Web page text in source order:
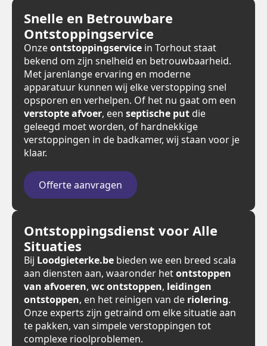
Snelle en Betrouwbare
Ontstoppingservice
Onzeontstoppingservice in Torhout staat
bekend om zijn snelheid en betrouwbaarheid.
Met jarenlange ervaring en moderne
apparatuur kunnen wij elke verstopping snel
opsporen en verhelpen. Of het nu gaat om een
verstopte afvoer, een septische put die
geleegd moet worden, of hardnekkige
verstoppingen in de badkamer, wij staan voor je
klaar.
Offerte aanvragen
Ontstoppingsdienst voor Alle
Situaties
Bij Loodgieterke.be bieden we een breed scala
aan diensten aan, waaronder hetontstoppen
van afvoeren, wc ontstoppen, leidingen
ontstoppen, en het reinigen van de riolering.
Onze experts zijn getraind om elke situatie aan
te pakken, van simpele verstoppingen tot
complexe rioolproblemen.